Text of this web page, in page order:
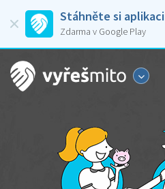
Stáhněte si aplikaci
Zdarma v Google Play